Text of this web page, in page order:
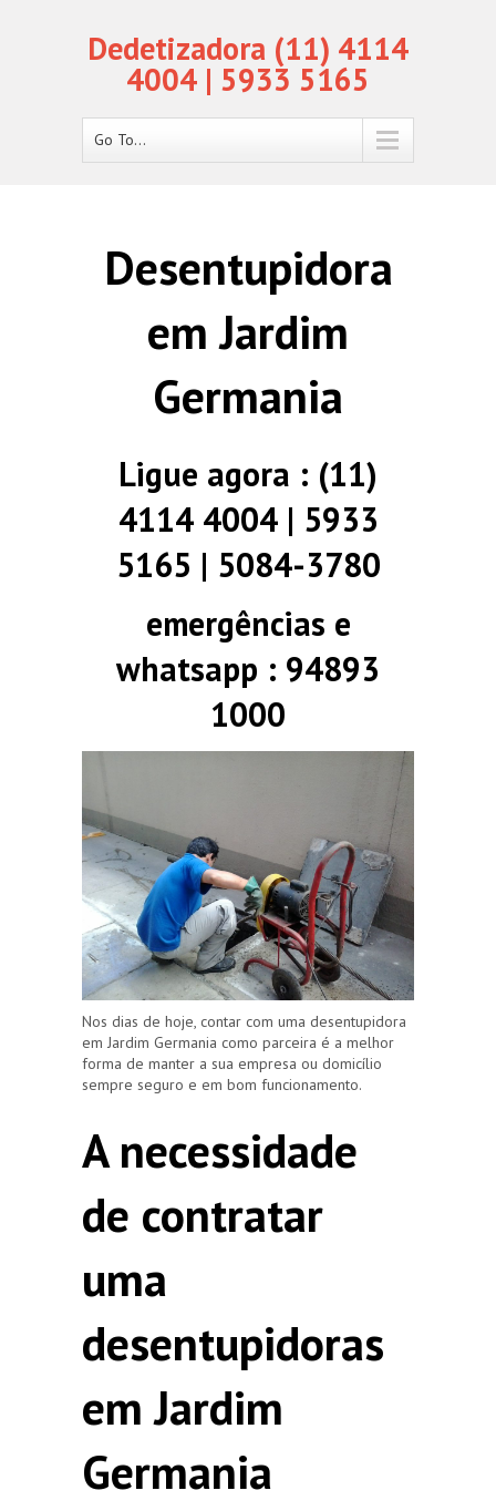
Dedetizadora (11) 4114
4004 | 5933 5165
Go To...
Desentupidora
em Jardim
Germania
Ligue agora : (11)
4114 4004 | 5933
5165 | 5084-3780
emergências e
whatsapp : 94893
1000
Nos dias de hoje, contar com uma desentupidora
em Jardim Germania como parceira é a melhor
forma de manter a sua empresa ou domicílio
sempre seguro e em bom funcionamento.
A necessidade
de contratar
uma
desentupidoras
em Jardim
Germania